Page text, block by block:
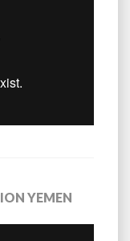
YEMEN